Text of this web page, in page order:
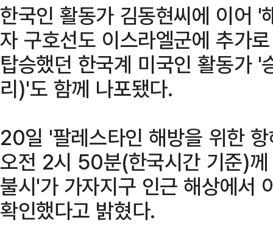
한국인 활동가 김동현씨에 이어
자 구호선도 이스라엘군에 추가
탑승했던 한국계 미국인 활동가 '
리)'도 함께 나포됐다.
20일 '팔레스타인 해방을 위한
오전 2시 50분(한국시간 기준)
불시'가 가자지구 인근 해상에서
확인했다고 밝혔다.